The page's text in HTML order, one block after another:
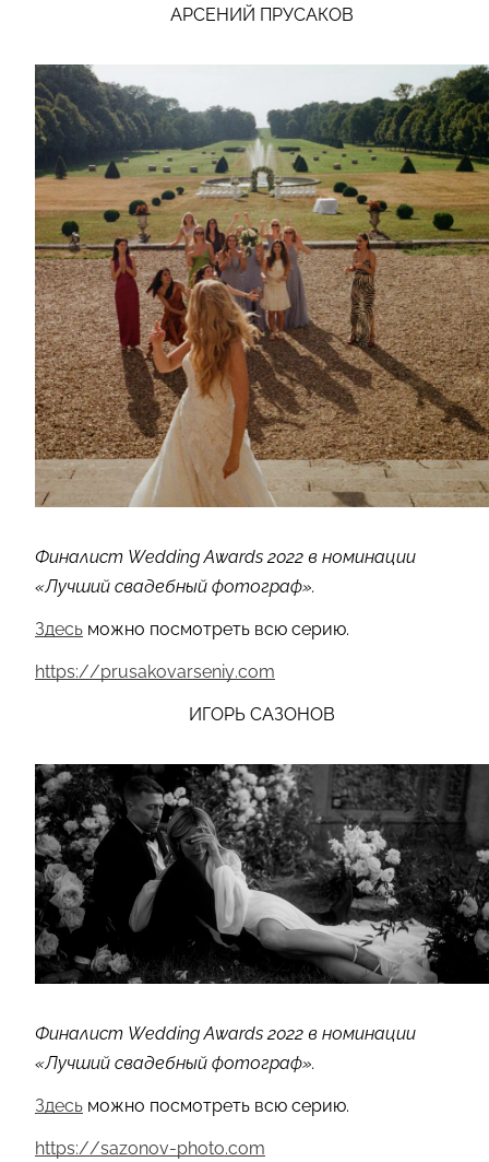
АРСЕНИЙ ПРУСАКОВ
Финалист Wedding Awards 2022 в номинации
«Лучший свадебный фотограф».
Здесь можно посмотреть всю серию.
https://prusakovarseniy.com
ИГОРЬ САЗОНОВ
Финалист Wedding Awards 2022 в номинации
«Лучший свадебный фотограф».
Здесь можно посмотреть всю серию.
https://sazonov-photo.com